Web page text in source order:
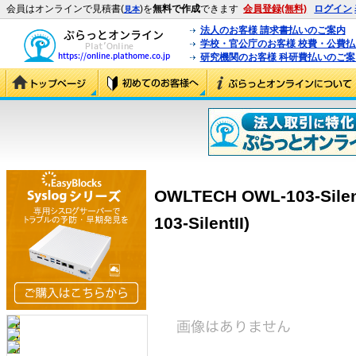
会員はオンラインで見積書(見本)を無料で作成できます 会員登録(無料) ログイン
法人のお客様 請求書払いのご案内
学校・官公庁のお客様 校費・公費
研究機関のお客様 科研費払いのご
OWLTECH OWL-103-
103-SilentII)